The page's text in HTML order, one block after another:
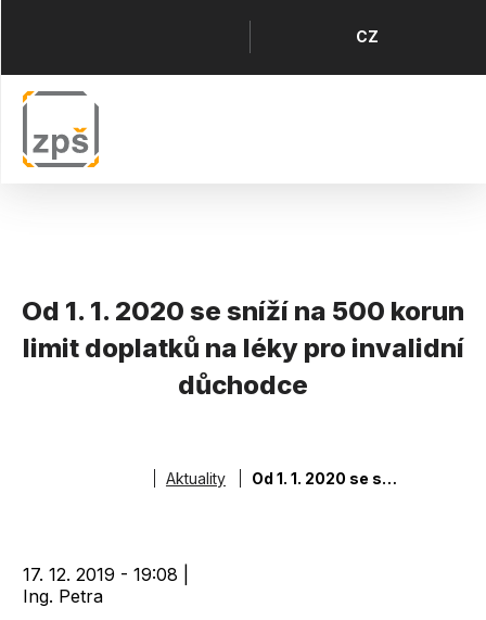
obsahu
menu
Jazyk
CZ
Od 1. 1. 2020 se sníží na 500 korun
limit doplatků na léky pro invalidní
důchodce
DrobečkováAktuality Od 1. 1. 2020 se sníží na 500 korun limit doplatků na léky pro invalidní důchodce
17. 12. 2019 - 19:08
Ing. Petra